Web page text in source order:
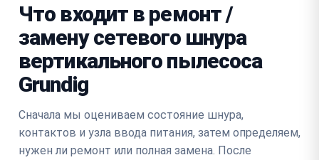
Что входит в ремонт /
замену сетевого шнура
вертикального пылесоса
Grundig
Сначала мы оцениваем состояние шнура,
контактов и узла ввода питания, затем определяем,
нужен ли ремонт или полная замена. После